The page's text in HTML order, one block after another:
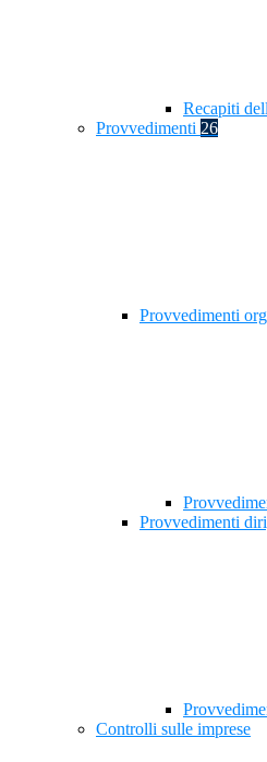
Recapiti
Provvedimenti 26
Provvedimenti
Provvedimenti
Controlli sulle imprese